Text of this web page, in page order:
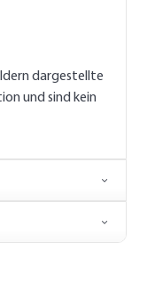
dargestellte
und sind kein